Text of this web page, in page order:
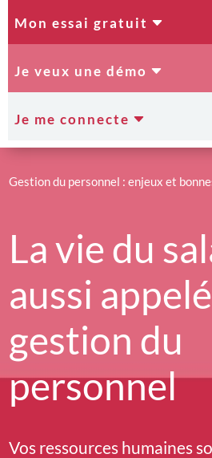
C
Mon essai gratuit
C
Je veux une démo
C
Je me connecte
Gestion du personnel : enjeux et
La vie du
aussi
gestion du
personnel
Vos ressources humaines